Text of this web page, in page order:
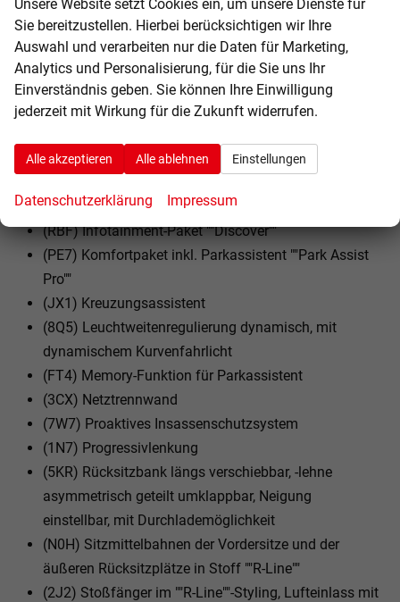
(LV1) Fahrerlebnisschalter inkl. Innenraumerlebnis
""Atmospheres""
(3S2) Dachreling schwarz
(3GG) Gepäckraumboden in 2 Höhen einstellbar, für
ebene Ladefläche
Tagfahrlicht sowie Begrüßungs- und
(8VJ) 3D-LED-Rückleuchten
(RBF) Infotainment-Paket ""Discover""
(PE7) Komfortpaket inkl. Parkassistent ""Park Assist
Pro""
(JX1) Kreuzungsassistent
(8Q5) Leuchtweitenregulierung dynamisch, mit
dynamischem Kurvenfahrlicht
(FT4) Memory-Funktion für Parkassistent
(3CX) Netztrennwand
(7W7) Proaktives Insassenschutzsystem
(1N7) Progressivlenkung
(5KR) Rücksitzbank längs verschiebbar, -lehne
asymmetrisch geteilt umklappbar, Neigung
einstellbar, mit Durchlademöglichkeit
(N0H) Sitzmittelbahnen der Vordersitze und der
äußeren Rücksitzplätze in Stoff ""R-Line""
(2J2) Stoßfänger im ""R-Line""-Styling, Lufteinlass mit
Unsere Website setzt Cookies ein, um unsere Dienste für
Sie bereitzustellen. Hierbei berücksichtigen wir Ihre
Auswahl und verarbeiten nur die Daten für Marketing,
Analytics und Personalisierung, für die Sie uns Ihr
Einverständnis geben. Sie können Ihre Einwilligung
jederzeit mit Wirkung für die Zukunft widerrufen.
Alle akzeptieren Alle ablehnen Einstellungen
Datenschutzerklärung Impressum